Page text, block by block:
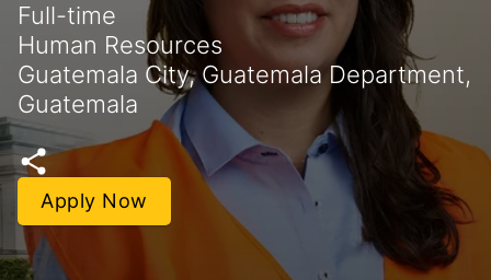
Full-time
Human Resources
Guatemala City, Guatemala Department,
Guatemala
Apply Now